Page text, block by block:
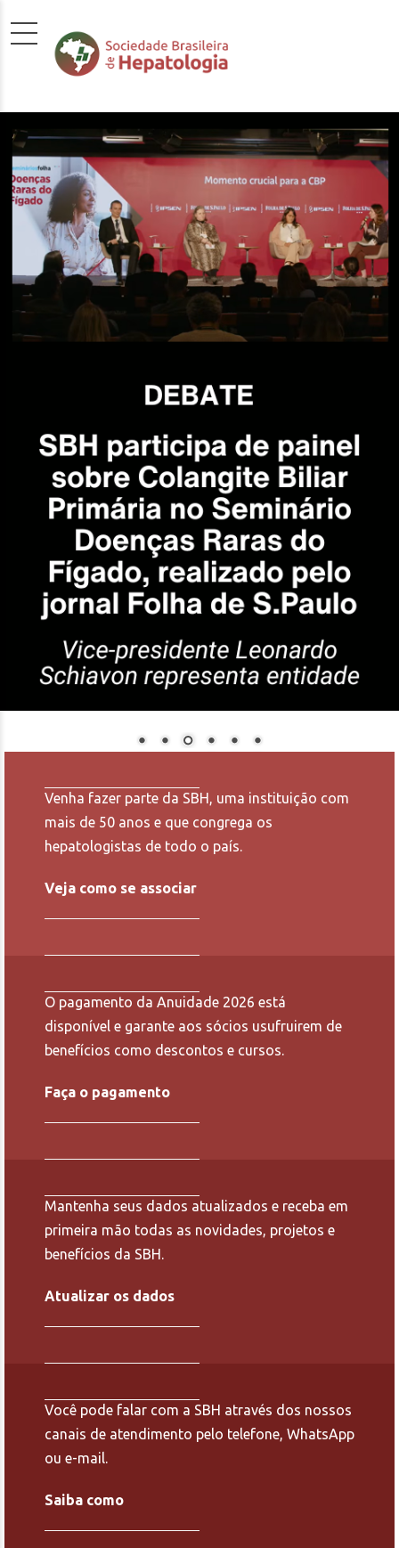
Venha fazer parte da SBH, uma instituição com
mais de 50 anos e que congrega os
hepatologistas de todo o país.
Veja como se associar
O pagamento da Anuidade 2026 está
disponível e garante aos sócios usufruirem de
benefícios como descontos e cursos.
Faça o pagamento
Mantenha seus dados atualizados e receba em
primeira mão todas as novidades, projetos e
benefícios da SBH.
Atualizar os dados
Você pode falar com a SBH através dos nossos
canais de atendimento pelo telefone, WhatsApp
ou e-mail.
Saiba como